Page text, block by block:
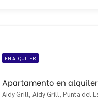
EN ALQUILER
Aidy Grill, Aidy Grill, Punta del